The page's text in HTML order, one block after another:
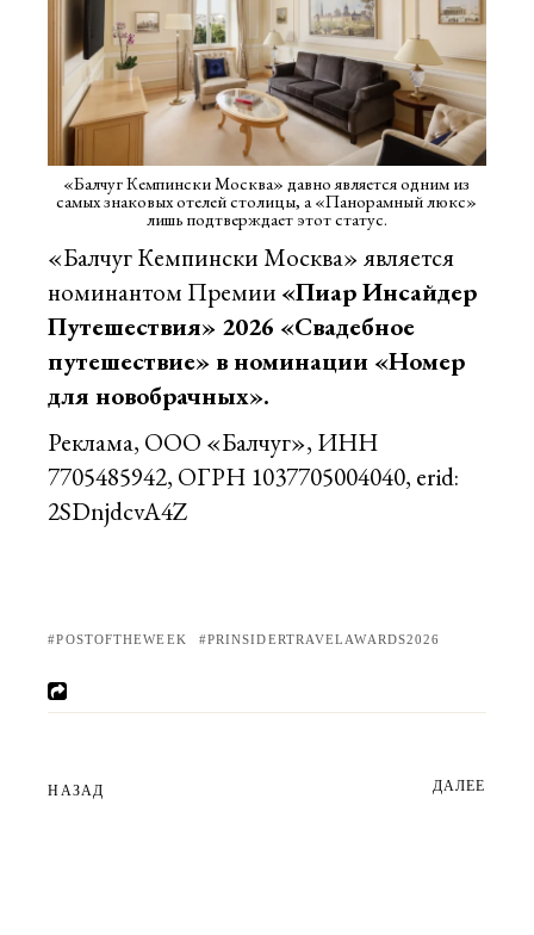
«Балчуг Кемпински Москва» давно является одним из
самых знаковых отелей столицы, а «Панорамный люкс»
лишь подтверждает этот статус.
«Балчуг Кемпински Москва» является
номинантом Премии «Пиар Инсайдер
Путешествия» 2026 «Свадебное
путешествие» в номинации «Номер
для новобрачных».
Реклама, ООО «Балчуг», ИНН
7705485942, ОГРН 1037705004040, erid:
2SDnjdcvA4Z
POSTOFTHEWEEK PRINSIDERTRAVELAWARDS2026
НАЗАД ДАЛЕЕ